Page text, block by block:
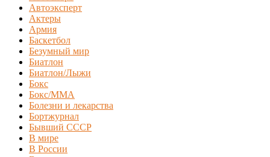
Автоэксперт
Актеры
Армия
Баскетбол
Безумный мир
Биатлон
Биатлон/Лыжи
Бокс
Бокс/MMA
Болезни и лекарства
Бортжурнал
Бывший СССР
В мире
В России